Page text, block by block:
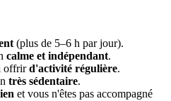
(plus de 5–6 h par jour).
calme et indépendant.
offrird'activité régulière.
très sédentaire.
et vous n'êtes pas accompagné